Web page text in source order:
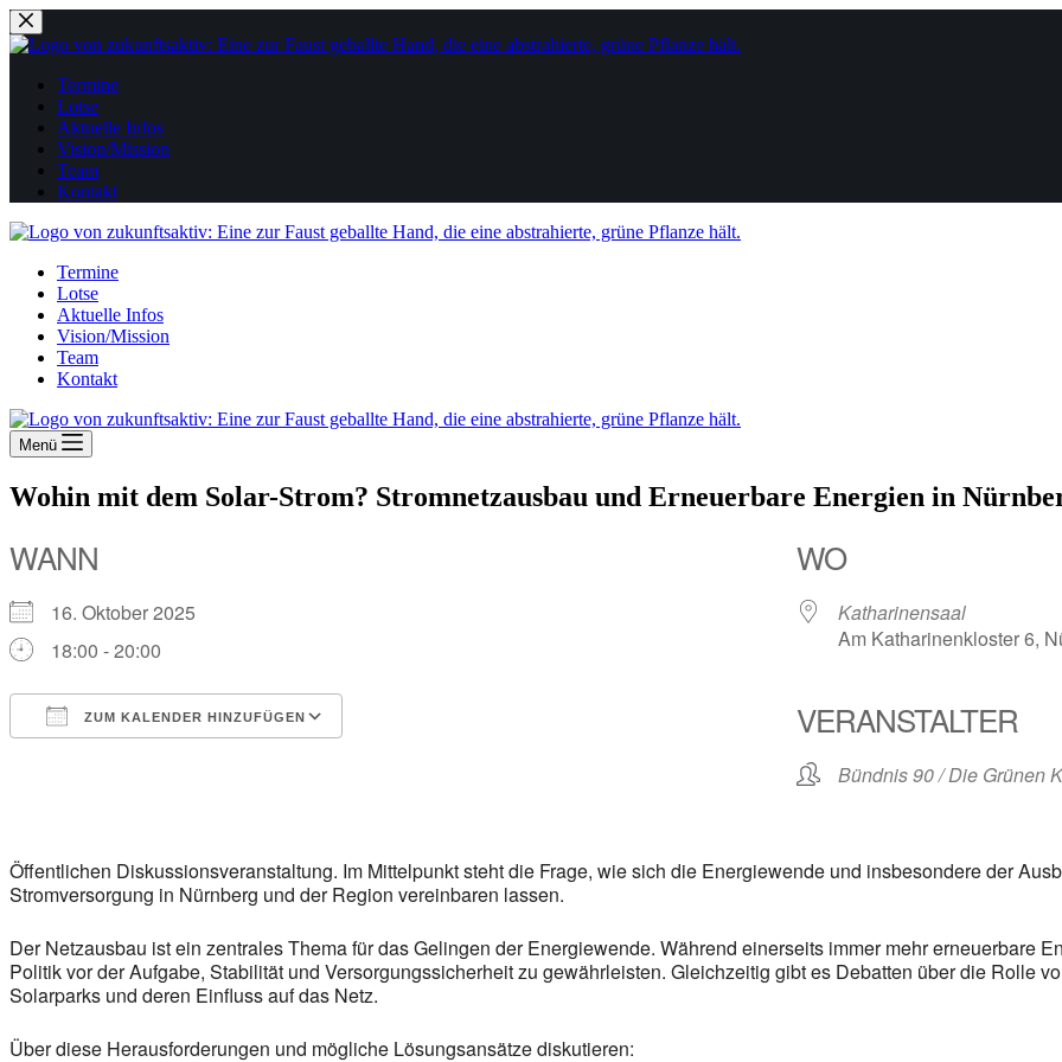
Zum
Inhalt
springen
Termine
Lotse
Aktuelle Infos
Vision/Mission
Team
Kontakt
Termine
Lotse
Aktuelle Infos
Vision/Mission
Team
Kontakt
Menü
Wohin mit dem Solar-Strom? Stromnetzausbau und Erneuerbare Energien in
WANN
16. Oktober 2025
18:00 - 20:00
ZUM KALENDER HINZUFÜGEN
WO
Katharinensaal
Am Katharinenkloster 6,
VERANSTALTER
Bündnis 90 / Die Grünen
Öffentlichen Diskussionsveranstaltung. Im Mittelpunkt steht die Frage, wie sich die Energiewende und insbesondere der
Stromversorgung in Nürnberg und der Region vereinbaren lassen.
Der Netzausbau ist ein zentrales Thema für das Gelingen der Energiewende. Während einerseits immer mehr erneuerbare
Politik vor der Aufgabe, Stabilität und Versorgungssicherheit zu gewährleisten. Gleichzeitig gibt es Debatten über die Rolle
Solarparks und deren Einfluss auf das Netz.
Über diese Herausforderungen und mögliche Lösungsansätze diskutieren: